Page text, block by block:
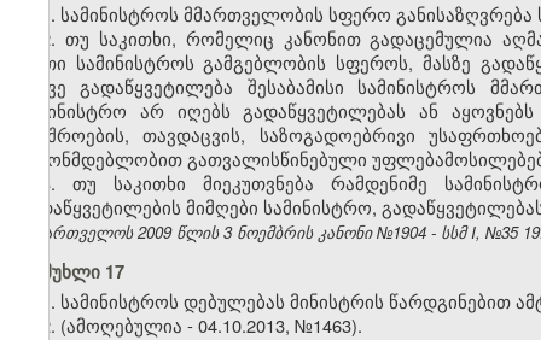
1. სამინისტროს მმართველობის სფერო
2. თუ საკითხი, რომელიც კანონით გადაცემულია
ერთი სამინისტროს გამგებლობის სფეროს, მასზე
ასევე გადაწყვეტილება შესაბამისი სამინისტროს
სამინისტრო არ იღებს გადაწყვეტილებას ან
უშიშროების, თავდაცვის, საზოგადოებრივი
კანონმდებლობით გათვალისწინებული
3. თუ საკითხი მიეკუთვნება რამდენიმე
გადაწყვეტილების მიმღები სამინისტრო,
საქართველოს 2009 წლის 3 ნოემბრის კანონი №1904 - სსმ I, №35
მუხლი 17
1. სამინისტროს დებულებას მინისტრის წარდგინებით
2. (ამოღებულია - 04.10.2013, №1463).